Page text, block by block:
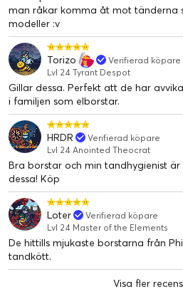
Klickas på så att det blir
borsthuvudet
Ditt Premium Gum Care-
Philips Sonicare-
ery och Essence. Klicka bara på
engöra.
man råkar komma åt mot tänderna
modeller :v
Torizo
Verifierad köpare
Lvl 24 Tyrant Despot
Gillar dessa. Perfekt att de har
i familjen som elborstar.
HRDR
Verifierad köpare
Lvl 24 Anointed Theocrat
Bra borstar och min tandhygienist
dessa! Köp
Loter
Verifierad köpare
Lvl 24 Master of the Elements
De hittills mjukaste borstarna från
tandkött.
Visa fler